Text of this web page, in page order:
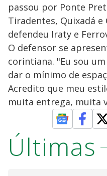
passou por Ponte
Tiradentes, Quixadá e
defendeu Iraty e
O defensor se
corintiana. "Eu sou
dar o mínimo de
Acredito que meu
muita entrega, muita
Últimas